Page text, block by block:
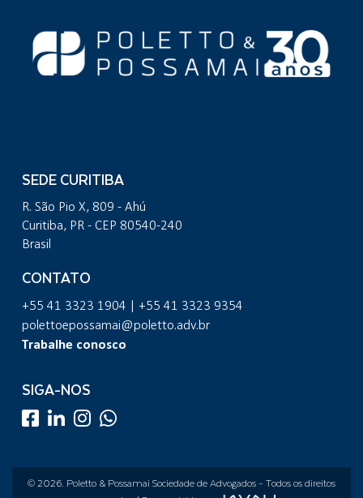
SEDE CURITIBA
R. São Pio X, 809 - Ahú
Curitiba, PR - CEP 80540-240
Brasil
CONTATO
+55 41 3323 1904 | +55 41 3323 9354
polettoepossamai@poletto.adv.br
Trabalhe conosco
SIGA-NOS
© 2026. Poletto & Possamai Sociedade de Advogados - Todos os direitos